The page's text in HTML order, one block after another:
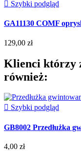
 Szybki podgląd
GA11130 COMF
129,00 zł
Klienci którzy
również:
 Szybki podgląd
GB8002 Przedłużka
4,00 zł